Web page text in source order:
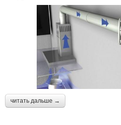
читать дальше →